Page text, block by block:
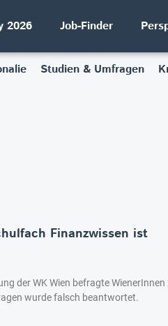
2026 Job-Finder
Studien & Umfragen
Finanzwissen ist
der WK Wien befragte WienerInnen
wurde falsch beantwortet.